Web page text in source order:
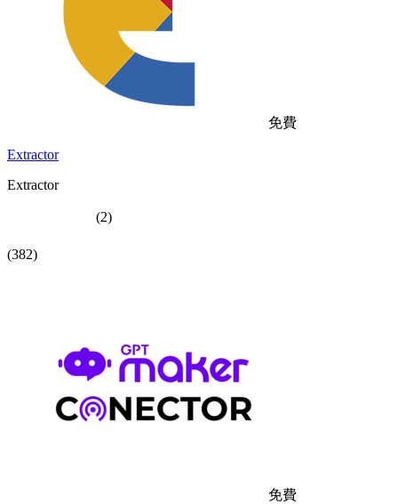
免費
Extractor
Extractor
(2)
(382)
免費